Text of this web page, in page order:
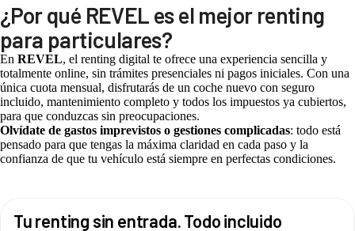
¿Por qué REVEL es el mejor renting
para particulares?
En REVEL, el renting digital te ofrece una experiencia sencilla y
totalmente online, sin trámites presenciales ni pagos iniciales. Con una
única cuota mensual, disfrutarás de un coche nuevo con seguro
incluido, mantenimiento completo y todos los impuestos ya cubiertos,
para que conduzcas sin preocupaciones.
Olvídate de gastos imprevistos o gestiones complicadas: todo está
pensado para que tengas la máxima claridad en cada paso y la
confianza de que tu vehículo está siempre en perfectas condiciones.
Tu renting sin entrada. Todo incluido